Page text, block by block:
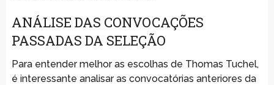
ANÁLISE DAS CONVOCAÇÕES
PASSADAS DA SELEÇÃO
Para entender melhor as escolhas de Thomas Tuchel,
é interessante analisar as convocatórias anteriores da